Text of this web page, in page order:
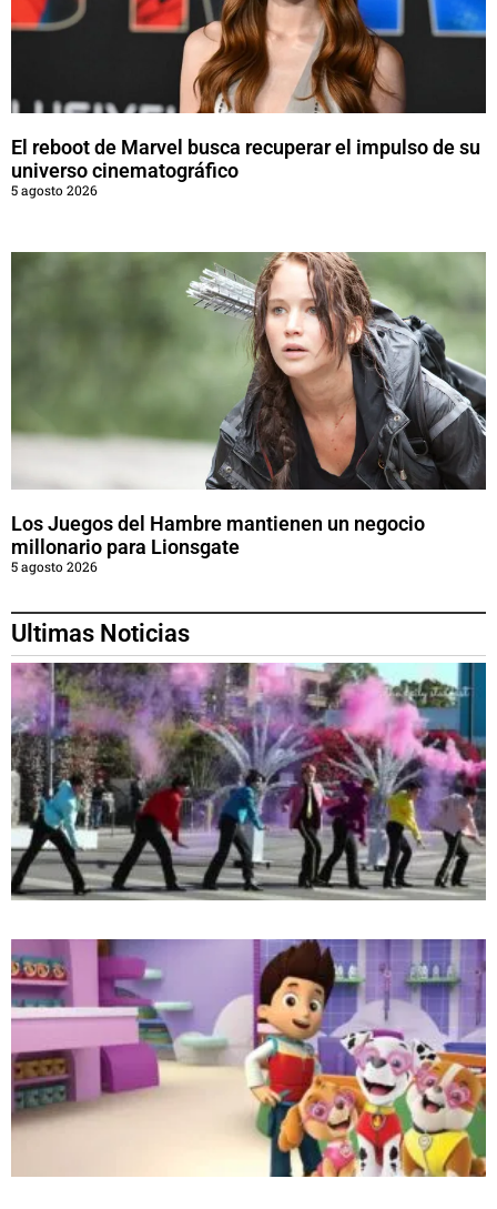
El reboot de Marvel busca recuperar el impulso de su
universo cinematográfico
5 agosto 2026
Los Juegos del Hambre mantienen un negocio
millonario para Lionsgate
5 agosto 2026
Ultimas Noticias